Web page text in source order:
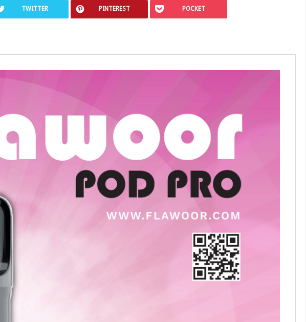
TWITTER PINTEREST POCKET